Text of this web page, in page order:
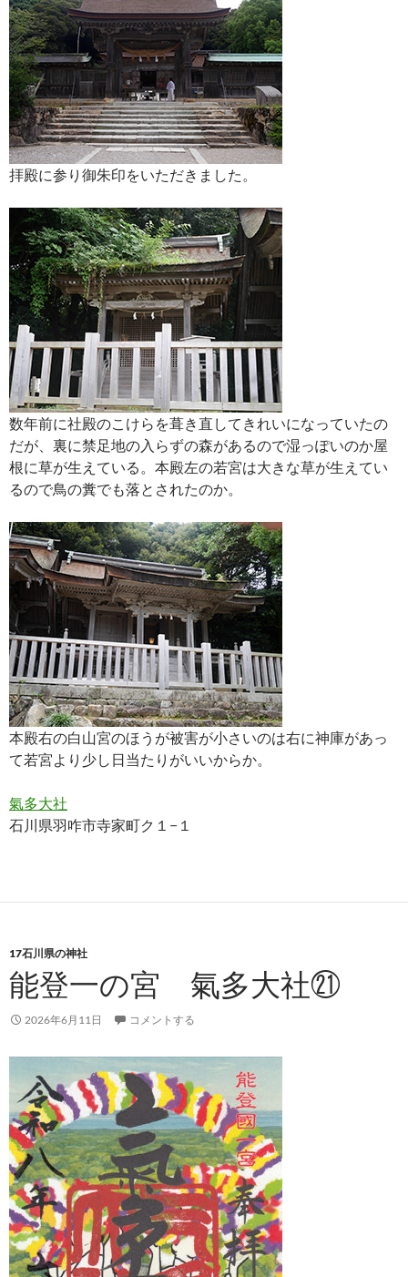
拝殿に参り御朱印をいただきました。
数年前に社殿のこけらを葺き直してきれいになっていたの
だが、裏に禁足地の入らずの森があるので湿っぽいのか屋
根に草が生えている。本殿左の若宮は大きな草が生えてい
るので鳥の糞でも落とされたのか。
本殿右の白山宮のほうが被害が小さいのは右に神庫があっ
て若宮より少し日当たりがいいからか。
氣多大社
石川県羽咋市寺家町ク１−１
17石川県の神社
能登一の宮 氣多大社㉑
2026年6月11日 コメントする